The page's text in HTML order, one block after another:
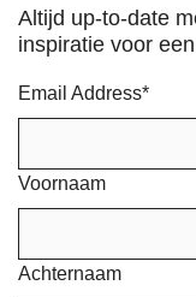
Altijd up-to-date
inspiratie voor
Email Address*
Voornaam
Achternaam